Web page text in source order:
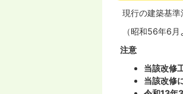
現行の建築基
（昭和56年6月
注意
当該改修
当該改修